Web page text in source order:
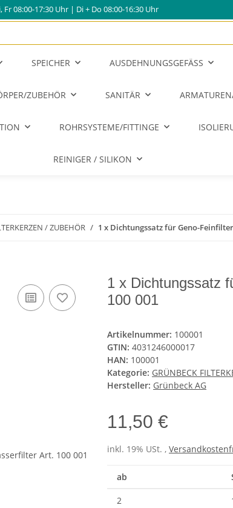
Fr 08:00-17:30 Uhr | Di + Do 08:00-16:30 Uhr
SPEICHER AUSDEHNUNGSGEFÄSS
ZUBEHÖR SANITÄR
ROHRSYSTEME/FITTINGE
REINIGER / SILIKON
/ ZUBEHÖR 1 x Dichtungssatz für Geno-
1 x Dichtungssatz
100 001
Artikelnummer: 100001
GTIN: 4031246000017
HAN: 100001
Kategorie: GRÜNBECK
Hersteller: Grünbeck AG
11,50 €
inkl. 19% USt. ,
ab
2